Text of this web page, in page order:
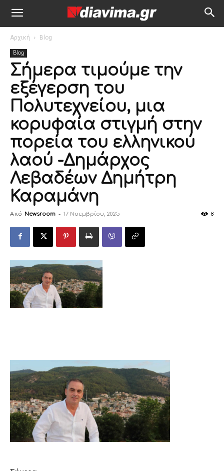
Αρχική Blog
Blog
Σήμερα τιμούμε την
εξέγερση του
Πολυτεχνείου, μια
κορυφαία στιγμή στην
πορεία του ελληνικού
λαού -Δημάρχος
Λεβαδέων Δημήτρη
Καραμάνη
Από Newsroom - 17 Νοεμβρίου, 2025 8